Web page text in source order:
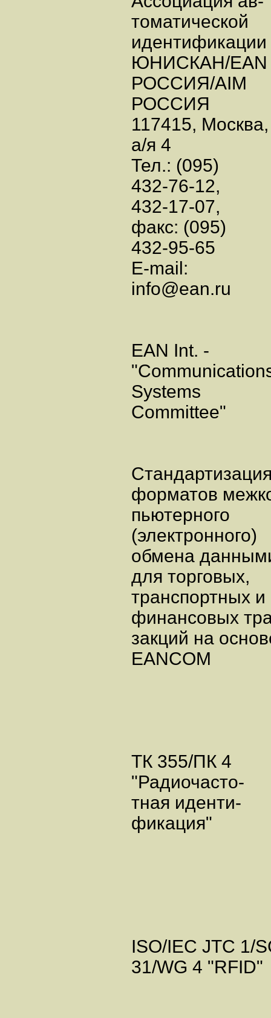
томатической
идентификации
ЮНИСКАН/
РОССИЯ/AIM
РОССИЯ
117415, Москва,
а/я 4
Тел.: (095)
432-76-12,
432-17-07,
факс: (095)
432-95-65
E-mail:
info@ean.ru
EAN Int. -
Systems
Committee"
форматов
пьютерного
(электронного)
обмена
для торговых,
транспортных и
финансовых
закций на
EANCOM
ТК 355/ПК 4
"Радиочасто-
тная иденти-
фикация"
ISO/IEC JTC 1/
31/WG 4